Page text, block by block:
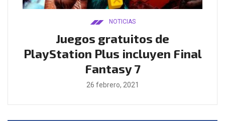
NOTICIAS
Juegos gratuitos de
PlayStation Plus incluyen Final
Fantasy 7
26 febrero, 2021